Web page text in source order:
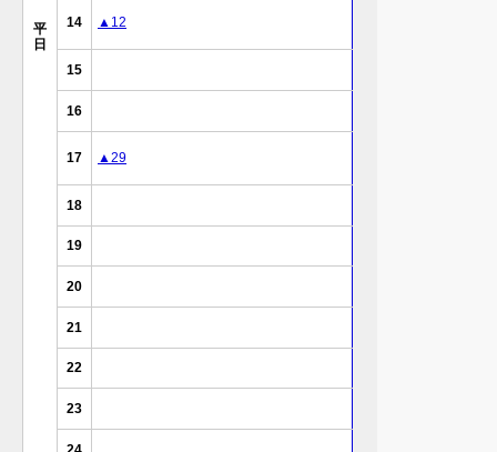
平
日
14 ▲12
15
16
17 ▲29
18
19
20
21
22
23